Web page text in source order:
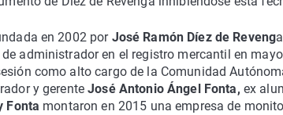
en 2002 por José Ramón Díez de Reveng
de administrador en el registro mercantil en
como alto cargo de la Comunidad
y gerenteJosé Antonio Ángel Fonta, ex
Fonta montaron en 2015 una empresa de